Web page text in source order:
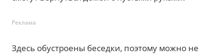
Реклама
Здесь обустроены беседки, поэтому можно не